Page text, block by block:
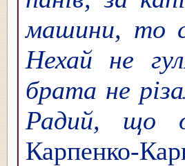
машини, то
Нехай не
брата не
Радий, що
Карпенко-